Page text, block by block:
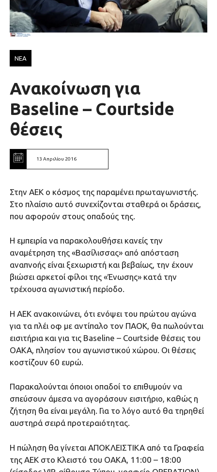
ΝΕΑ
Ανακοίνωση για
Baseline – Courtside
θέσεις
13 Απριλίου 2016
Στην ΑΕΚ ο κόσμος της παραμένει πρωταγωνιστής.
Στο πλαίσιο αυτό συνεχίζονται σταθερά οι δράσεις,
που αφορούν στους οπαδούς της.
Η εμπειρία να παρακολουθήσει κανείς την
αναμέτρηση της «Βασίλισσας» από απόσταση
αναπνοής είναι ξεχωριστή και βεβαίως, την έχουν
βιώσει αρκετοί φίλοι της «Ένωσης» κατά την
τρέχουσα αγωνιστική περίοδο.
Η ΑΕΚ ανακοινώνει, ότι ενόψει του πρώτου αγώνα
για τα πλέι οφ με αντίπαλο τον ΠΑΟΚ, θα πωλούνται
εισιτήρια και για τις Baseline – Courtside θέσεις του
ΟΑΚΑ, πλησίον του αγωνιστικού χώρου. Οι θέσεις
κοστίζουν 60 ευρώ.
Παρακαλούνται όποιοι οπαδοί το επιθυμούν να
σπεύσουν άμεσα να αγοράσουν εισιτήριο, καθώς η
ζήτηση θα είναι μεγάλη. Για το λόγο αυτό θα τηρηθεί
αυστηρά σειρά προτεραιότητας.
Η πώληση θα γίνεται ΑΠΟΚΛΕΙΣΤΙΚΑ από τα Γραφεία
της ΑΕΚ στο Κλειστό του ΟΑΚΑ, 11:00 – 18:00